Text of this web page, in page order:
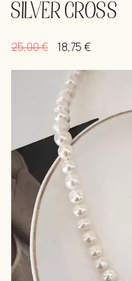
SILVER CROSS
25,00€ 18,75€